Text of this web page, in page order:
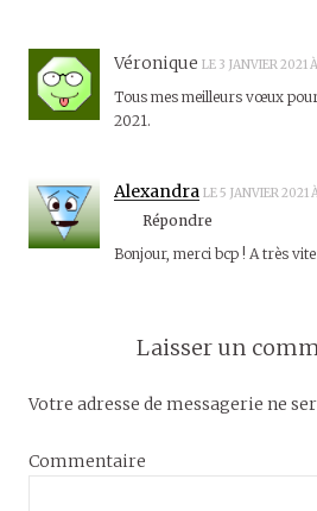
Véronique LE 3 JANVIER 2021
Tous mes meilleurs vœux
2021.
Alexandra LE 5 JANVIER 2021
Répondre
Bonjour, merci bcp ! A très
Laisser un
Votre adresse de messagerie ne
Commentaire